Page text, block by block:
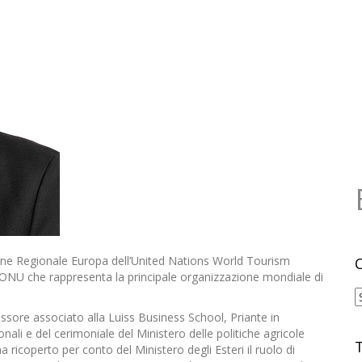
Regionale Europa dell’United Nations World Tourism
che rappresenta la principale organizzazione mondiale di
associato alla Luiss Business School, Priante in
e del cerimoniale del Ministero delle politiche agricole
ricoperto per conto del Ministero degli Esteri il ruolo di